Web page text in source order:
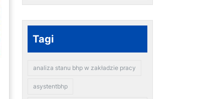
Tagi
analiza stanu bhp w zakładzie pracy
asystentbhp